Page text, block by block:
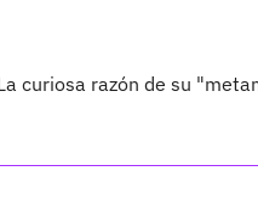
curiosa razón de su